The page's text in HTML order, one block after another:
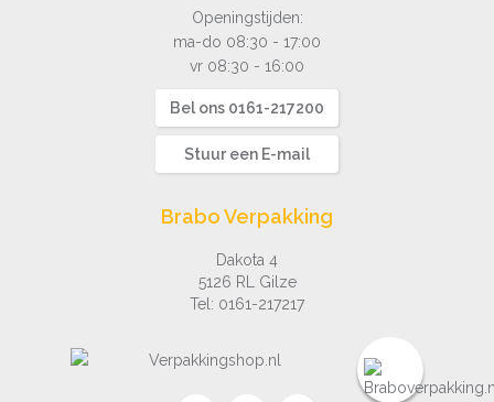
Openingstijden:
ma-do 08:30 - 17:00
vr 08:30 - 16:00
Bel ons 0161-217200
Stuur een E-mail
Brabo Verpakking
Dakota 4
5126 RL Gilze
Tel: 0161-217217